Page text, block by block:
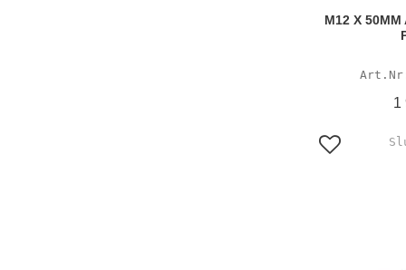
M12 X
1
Lägg till i